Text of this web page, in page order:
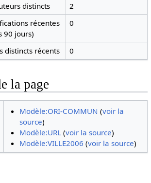
distincts
2
récentes
90 jours)
0
distincts récents 0
la page
Modèle:ORI-COMMUN (voir la
source)
Modèle:URL(voir la source)
Modèle:VILLE2006 (voir la source)